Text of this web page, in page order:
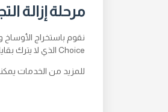
مرحلة إزالة
Choice الذي لا يترك بقايا.
للمزيد من الخدمات